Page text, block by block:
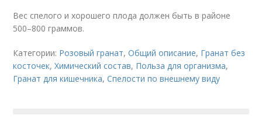
Вес спелого и хорошего плода должен быть в районе
500–800 граммов.
Категории: Розовый гранат,Общий описание, Гранат без
косточек,Химический состав, Польза для организма,
Гранат для кишечника,Спелости по внешнему виду